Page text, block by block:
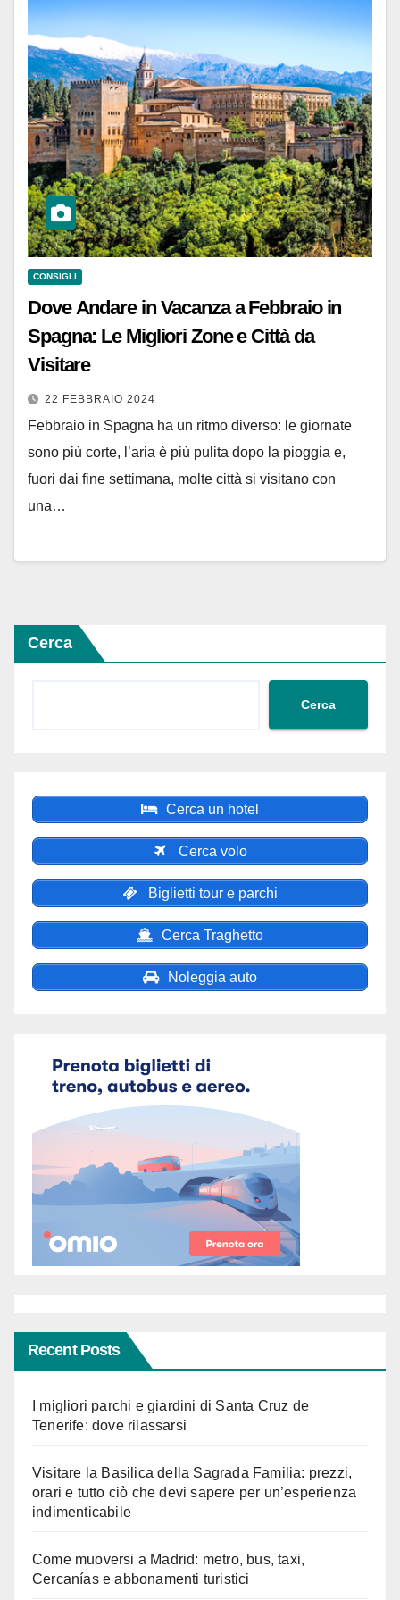
CONSIGLI
Dove Andare in Vacanza a Febbraio in
Spagna: Le Migliori Zone e Città da
Visitare
22 FEBBRAIO 2024
Febbraio in Spagna ha un ritmo diverso: le giornate
sono più corte, l’aria è più pulita dopo la pioggia e,
fuori dai fine settimana, molte città si visitano con
una…
Cerca
Cerca
Cerca un hotel
Cerca volo
Biglietti tour e parchi
Cerca Traghetto
Noleggia auto
Recent Posts
I migliori parchi e giardini di Santa Cruz de
Tenerife: dove rilassarsi
Visitare la Basilica della Sagrada Familia: prezzi,
orari e tutto ciò che devi sapere per un’esperienza
indimenticabile
Come muoversi a Madrid: metro, bus, taxi,
Cercanías e abbonamenti turistici